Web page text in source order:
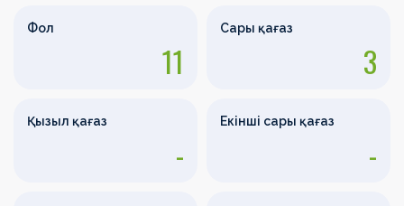
Фол
11
Сары қағаз
3
Қызыл қағаз
-
Екінші сары қағаз
-